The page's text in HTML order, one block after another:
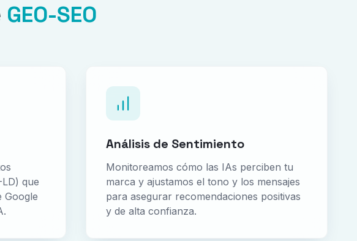
GEO-SEO
que
Google
Análisis de Sentimiento
Monitoreamos cómo las IAs perciben tu
marca y ajustamos el tono y los mensajes
para asegurar recomendaciones positivas
y de alta confianza.